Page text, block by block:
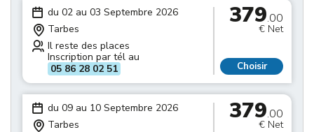
du 02 au 03 Septembre 2026
Tarbes
Il reste des places
Inscription par tél au
05 86 28 02 51
379.00
€ Net
Choisir
du 09 au 10 Septembre 2026
Tarbes
379.00
€ Net